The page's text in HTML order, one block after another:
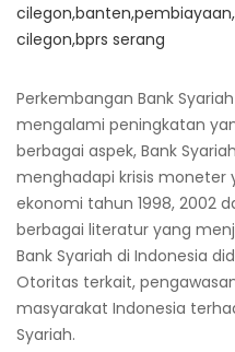
Perkembangan Bank
mengalami peningkatan
berbagai aspek, Bank
menghadapi krisis moneter
ekonomi tahun 1998, 2002
berbagai literatur yang
Bank Syariah di Indonesia
Otoritas terkait,
masyarakat Indonesia
Syariah.